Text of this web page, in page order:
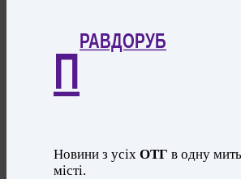
П
РАВДОРУБ
Новини з усіхОТГ в одну
місті.